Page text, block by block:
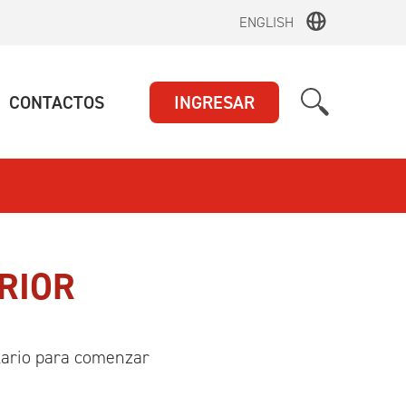
ENGLISH
CONTACTOS(ACTUAL)INGRESAR
para comenzar